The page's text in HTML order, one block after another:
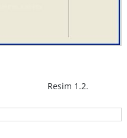
1.2.